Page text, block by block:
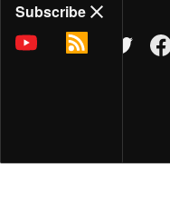
Share
COPY LINK
Subscribe